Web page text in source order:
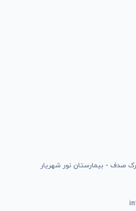
صدف - بیمارستان نور شهریار